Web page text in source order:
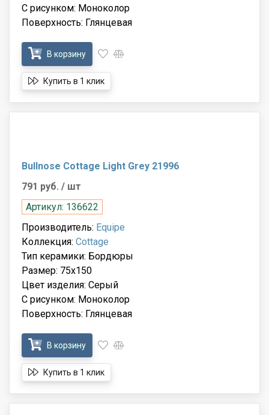
С рисунком: Моноколор
Поверхность: Глянцевая
В корзину
Купить в 1 клик
Bullnose Cottage Light Grey 21996
791 руб. / шт
Артикул: 136622
Производитель: Equipe
Коллекция: Cottage
Тип керамики: Бордюры
Размер: 75x150
Цвет изделия: Серый
С рисунком: Моноколор
Поверхность: Глянцевая
В корзину
Купить в 1 клик